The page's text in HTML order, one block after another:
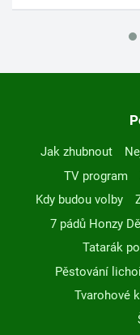
Jak zhubnout
TV program
Kdy budou volby
7 pádů Honzy
Tatarák
Pěstování
Tvarohové